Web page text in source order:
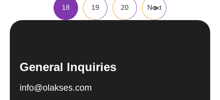
18 19 20 Next
General Inquiries
info@olakses.com